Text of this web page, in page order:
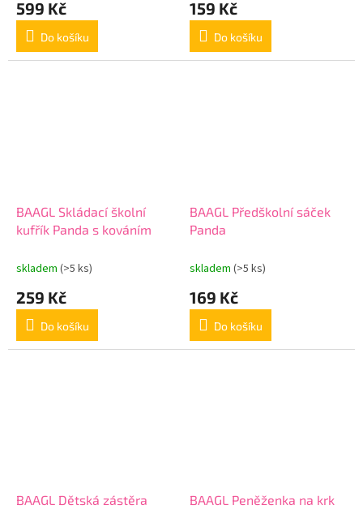
599 Kč
Do košíku
159 Kč
Do košíku
BAAGL Skládací školní
kufřík Panda s kováním
skladem (>5 ks)
259 Kč
Do košíku
BAAGL Předškolní sáček
Panda
skladem (>5 ks)
169 Kč
Do košíku
BAAGL Dětská zástěra
BAAGL Peněženka na krk